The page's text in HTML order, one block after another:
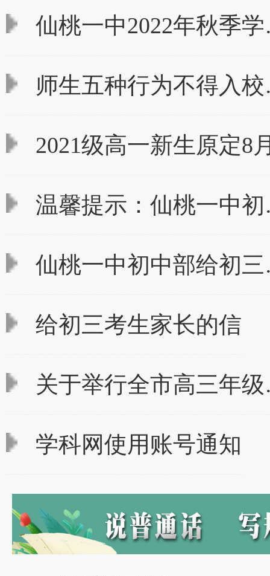
仙桃一中2022年秋季
师生五种行为不得入
2021级高一新生原定8
温馨提示：仙桃一中
仙桃一中初中部给初
给初三考生家长的信
关于举行全市高三年
学科网使用账号通知